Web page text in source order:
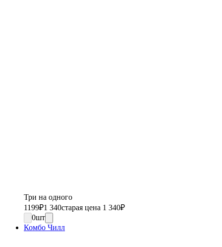
Три на одного
1199₽1 340старая цена 1 340₽
0шт
Комбо Чилл